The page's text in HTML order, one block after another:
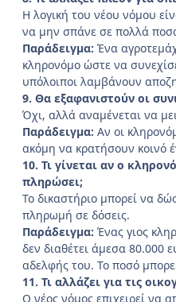
Η λογική του νέου νόμου
να μην σπάνε σε πολλά
Παράδειγμα: Ένα
κληρονόμο ώστε να
υπόλοιποι λαμβάνουν
9. Θα εξαφανιστούν οι
Όχι, αλλά αναμένεται να
Παράδειγμα: Αν οι
ακόμη να κρατήσουν κοινό
10. Τι γίνεται αν ο
πληρώσει;
Το δικαστήριο μπορεί να
πληρωμή σε δόσεις.
Παράδειγμα: Ένας γιος
δεν διαθέτει άμεσα 80.000
αδελφής του. Το ποσό
11. Τι αλλάζει για τις
Ο νέος νόμος επιχειρεί να